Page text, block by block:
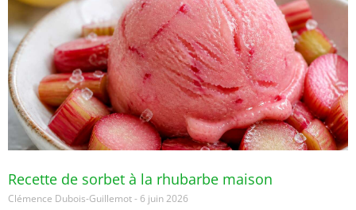
Recette de sorbet à la rhubarbe maison
Clémence Dubois-Guillemot 6 juin 2026